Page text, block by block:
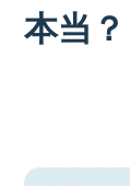
本当？